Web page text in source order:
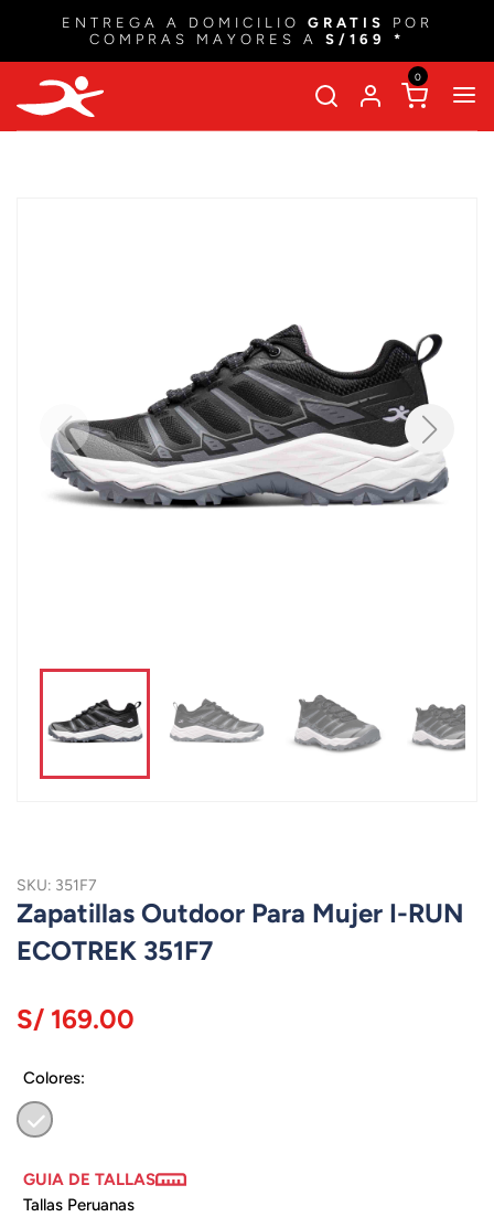
ENTREGA A DOMICILIO GRATIS
POR
COMPRAS MAYORES A S/169 *
0
SKU: 351F7
Zapatillas Outdoor Para Mujer I-RUN
ECOTREK 351F7
S/ 169.00
Colores:
GUIA DE TALLAS
Tallas Peruanas